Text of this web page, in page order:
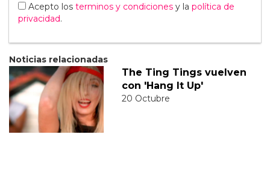
Acepto los terminos y condiciones y la política de
privacidad.
Noticias relacionadas
The Ting Tings vuelven
con 'Hang It Up'
20 Octubre